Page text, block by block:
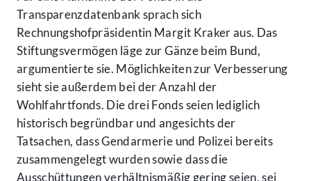
Transparenzdatenbank sprach sich
Rechnungshofpräsidentin Margit Kraker aus. Das
Stiftungsvermögen läge zur Gänze beim Bund,
argumentierte sie. Möglichkeiten zur Verbesserung
sieht sie außerdem bei der Anzahl der
Wohlfahrtfonds. Die drei Fonds seien lediglich
historisch begründbar und angesichts der
Tatsachen, dass Gendarmerie und Polizei bereits
zusammengelegt wurden sowie dass die
Ausschüttungen verhältnismäßig gering seien, sei